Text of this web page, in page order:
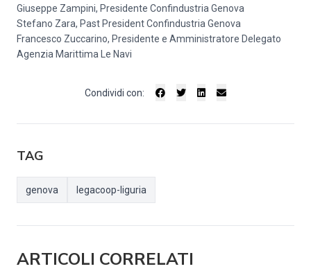
Giuseppe Zampini, Presidente Confindustria Genova
Stefano Zara, Past President Confindustria Genova
Francesco Zuccarino, Presidente e Amministratore Delegato
Agenzia Marittima Le Navi
Condividi con:
TAG
genova legacoop-liguria
ARTICOLI CORRELATI